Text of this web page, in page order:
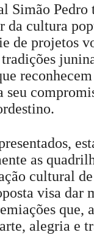
Simão Pedro
da cultura
de projetos
seu
as
cultural
visa dar
que,
alegria e